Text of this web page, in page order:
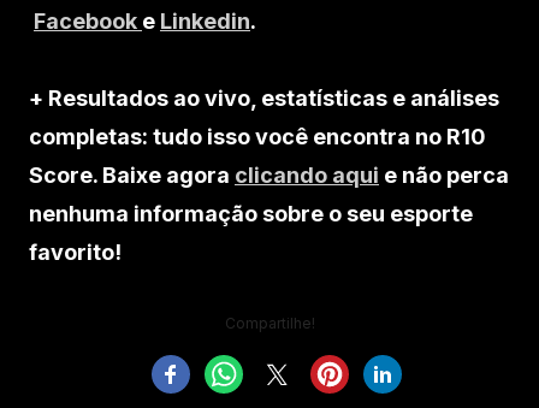
Facebook e Linkedin.
+ Resultados ao vivo, estatísticas e análises
completas: tudo isso você encontra no R10
Score. Baixe agora clicando aqui e não perca
nenhuma informação sobre o seu esporte
favorito!
Compartilhe!